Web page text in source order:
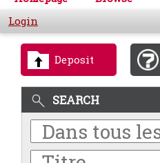
Login
Deposit
SEARCH